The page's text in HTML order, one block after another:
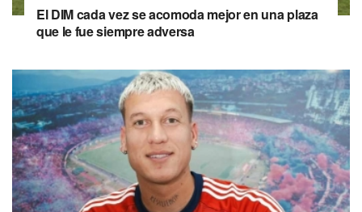
El DIM cada vez se acomoda mejor en una plaza
que le fue siempre adversa